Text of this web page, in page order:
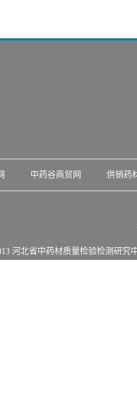
中药谷商贸网 供销药
河北省中药材质量检验检测研究